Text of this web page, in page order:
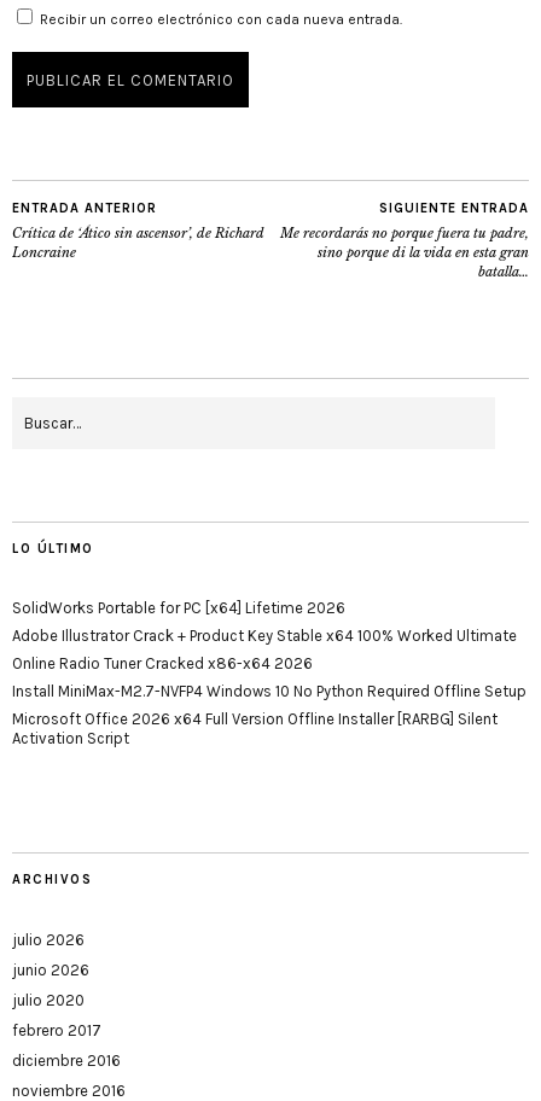
Recibir un correo electrónico con cada nueva entrada.
ENTRADA ANTERIOR
Crítica de ‘Ático sin ascensor’, de Richard
Loncraine
SIGUIENTE ENTRADA
Me recordarás no porque fuera tu padre,
sino porque di la vida en esta gran
batalla…
LO ÚLTIMO
SolidWorks Portable for PC [x64] Lifetime 2026
Adobe Illustrator Crack + Product Key Stable x64 100% Worked Ultimate
Online Radio Tuner Cracked x86-x64 2026
Install MiniMax-M2.7-NVFP4 Windows 10 No Python Required Offline Setup
Microsoft Office 2026 x64 Full Version Offline Installer [RARBG] Silent
Activation Script
ARCHIVOS
julio 2026
junio 2026
julio 2020
febrero 2017
diciembre 2016
noviembre 2016